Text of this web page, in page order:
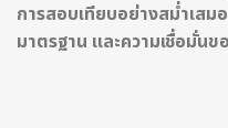
การสอบเทียบอย่างสม่ำเส
มาตรฐาน และความเชื่อมั่น